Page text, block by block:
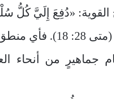
القوية: «دُفِعَ إِلَيَّ كُلُّ
إلى شخص
جماهيرٍ من أنحاء